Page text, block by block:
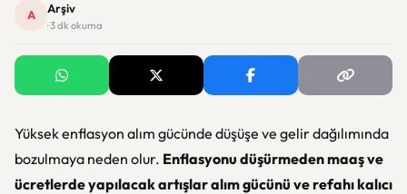
A Arşiv
· 3 dk okuma
Yüksek enflasyon alım gücünde düşüşe ve gelir dağılımında
bozulmaya neden olur. Enflasyonu düşürmeden maaş ve
ücretlerde yapılacak artışlar alım gücünü ve refahı kalıcı